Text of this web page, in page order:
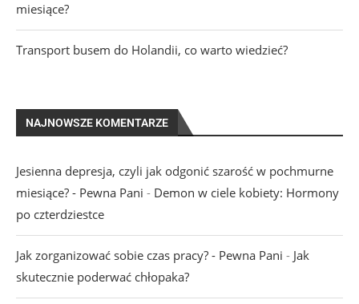
miesiące?
Transport busem do Holandii, co warto wiedzieć?
NAJNOWSZE KOMENTARZE
Jesienna depresja, czyli jak odgonić szarość w pochmurne
miesiące? - Pewna Pani - Demon w ciele kobiety: Hormony
po czterdziestce
Jak zorganizować sobie czas pracy? - Pewna Pani - Jak
skutecznie poderwać chłopaka?